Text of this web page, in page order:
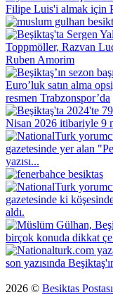
2026 © Besiktas Postası